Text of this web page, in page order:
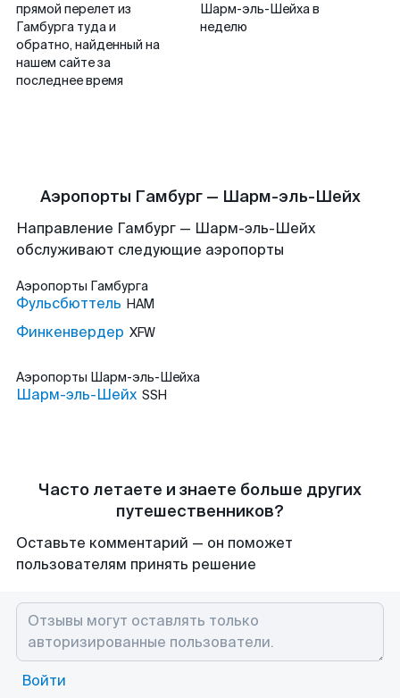
прямой перелет из
Гамбурга туда и
обратно, найденный на
нашем сайте за
последнее время
Шарм-эль-Шейха в
неделю
Аэропорты Гамбург — Шарм-эль-Шейх
Направление Гамбург — Шарм-эль-Шейх
обслуживают следующие аэропорты
Аэропорты Гамбурга
Фульсбюттель HAM
Финкенвердер XFW
Аэропорты Шарм-эль-Шейха
Шарм-эль-Шейх SSH
Часто летаете и знаете больше других
путешественников?
Оставьте комментарий — он поможет
пользователям принять решение
Войти